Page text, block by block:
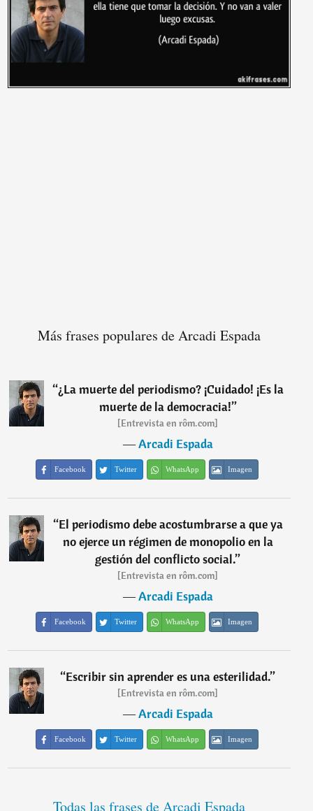
Más frases populares de Arcadi Espada
“¿La muerte del periodismo? ¡Cuidado! ¡Es la
muerte de la democracia!”
[Entrevista en rôm.com]
―Arcadi Espada
Facebook Twitter WhatsApp Imagen
“El periodismo debe acostumbrarse a que ya
no ejerce un régimen de monopolio en la
gestión del conflicto social.”
[Entrevista en rôm.com]
―Arcadi Espada
Facebook Twitter WhatsApp Imagen
“Escribir sin aprender es una esterilidad.”
[Entrevista en rôm.com]
―Arcadi Espada
Facebook Twitter WhatsApp Imagen
Todas las frases de Arcadi Espada